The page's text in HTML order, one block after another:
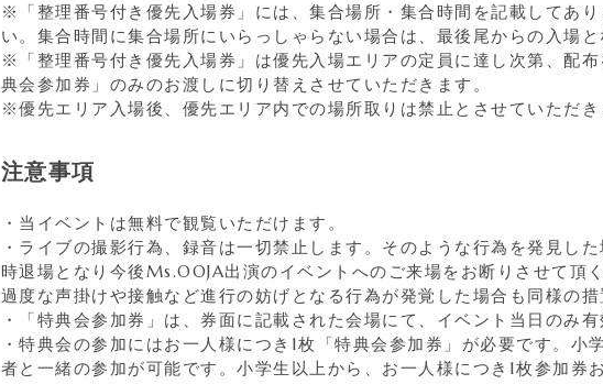
※「整理番号付き優先入場券」には、集合場所・集合時間を記載してあ
い。集合時間に集合場所にいらっしゃらない場合は、最後尾からの入場と
※「整理番号付き優先入場券」は優先入場エリアの定員に達し次第、配
典会参加券」のみのお渡しに切り替えさせていただきます。
※優先エリア入場後、優先エリア内での場所取りは禁止とさせていただき
注意事項
・当イベントは無料で観覧いただけます。
・ライブの撮影行為、録音は一切禁止します。そのような行為を発見し
時退場となり今後Ms.OOJA出演のイベントへのご来場をお断りさせて頂
過度な声掛けや接触など進行の妨げとなる行為が発覚した場合も同様の措
・「特典会参加券」は、券面に記載された会場にて、イベント当日のみ有
・特典会の参加にはお一人様につき1枚「特典会参加券」が必要です。小
者と一緒の参加が可能です。小学生以上から、お一人様につき1枚参加券